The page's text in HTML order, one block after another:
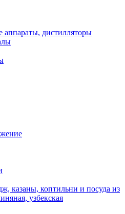
дистилляторы
казаны, коптильни и посуда из
узбекская